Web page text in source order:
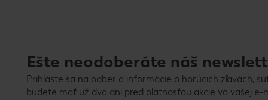
Ešte neodoberáte náš
Prihláste sa na odber a informácie o horúcich zľavách,
budete mať už dva dni pred platnosťou akcie vo vašej e-